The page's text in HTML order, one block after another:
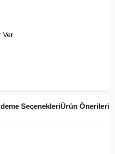
Ver
SeçenekleriÜrün Önerileri